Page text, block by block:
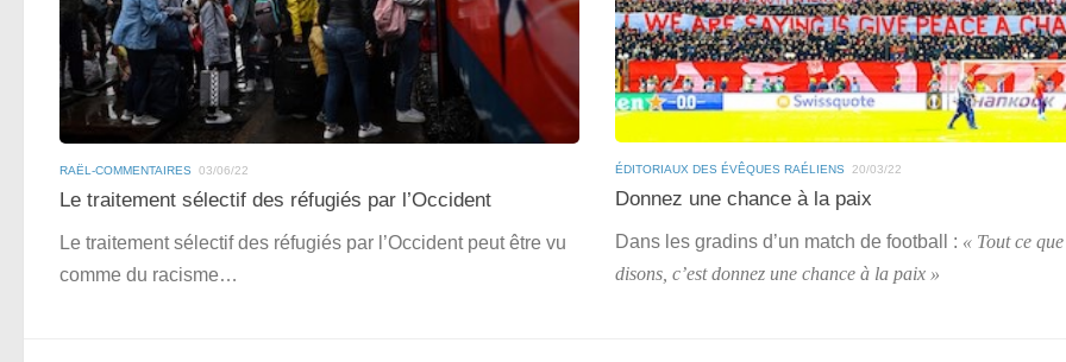
RAËL-COMMENTAIRES 03/06/22
Le traitement sélectif des réfugiés par l’Occident
Le traitement sélectif des réfugiés par l’Occident peut être vu
comme du racisme…
ÉDITORIAUX DES ÉVÊQUES RAÉLIENS 20/03/22
Donnez une chance à la paix
Dans les gradins d’un match de football : « Tout ce
disons, c’est donnez une chance à la paix »